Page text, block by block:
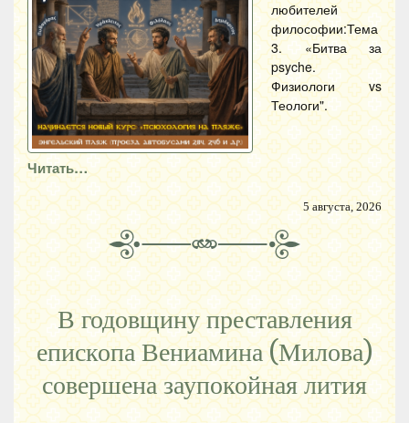
любителей
философии:Тема
3. «Битва за
psyche.
Физиологи vs
Теологи".
Читать…
5 августа, 2026
В годовщину преставления
епископа Вениамина (Милова)
совершена заупокойная лития